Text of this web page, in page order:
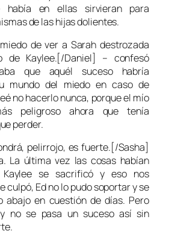
había en ellas sirvieran para
de las hijas dolientes.
de ver a Sarah destrozada
de Kaylee.[/Daniel] – confesó
que aquél suceso habría
mundo del miedo en caso de
no hacerlo nunca, porque el mío
peligroso ahora que tenía
perder.
pelirrojo, es fuerte.[/Sasha]
La última vez las cosas habían
Kaylee se sacrificó y eso nos
culpó, Ed no lo pudo soportar y se
abajo en cuestión de días. Pero
no se pasa un suceso así sin